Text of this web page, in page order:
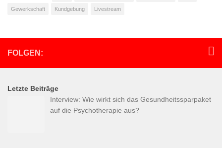
Gewerkschaft Kundgebung Livestream
FOLGEN:
Letzte Beiträge
Interview: Wie wirkt sich das Gesundheitssparpaket
auf die Psychotherapie aus?